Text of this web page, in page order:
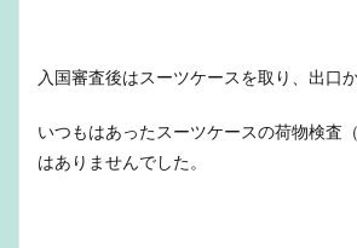
入国審査後はスーツケースを取り、出口
いつもはあったスーツケースの荷物検査
はありませんでした。